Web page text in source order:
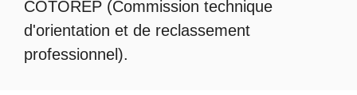
COTOREP (Commission technique
d'orientation et de reclassement
professionnel).